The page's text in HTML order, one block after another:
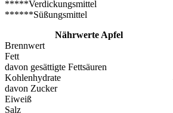
*****Verdickungsmittel
******Süßungsmittel
Nährwerte Apfel
Brennwert
Fett
davon gesättigte Fettsäuren
Kohlenhydrate
davon Zucker
Eiweiß
Salz